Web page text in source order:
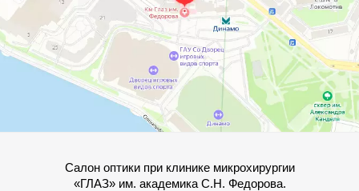
Салон оптики при клинике микрохирургии
«ГЛАЗ» им. академика С.Н. Федорова.